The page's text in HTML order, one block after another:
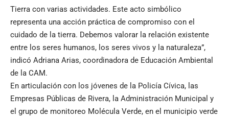
Tierra con varias actividades. Este acto simbólico
representa una acción práctica de compromiso con el
cuidado de la tierra. Debemos valorar la relación existente
entre los seres humanos, los seres vivos y la naturaleza”,
indicó Adriana Arias, coordinadora de Educación Ambiental
de la CAM.
En articulación con los jóvenes de la Policía Cívica, las
Empresas Públicas de Rivera, la Administración Municipal y
el grupo de monitoreo Molécula Verde, en el municipio verde